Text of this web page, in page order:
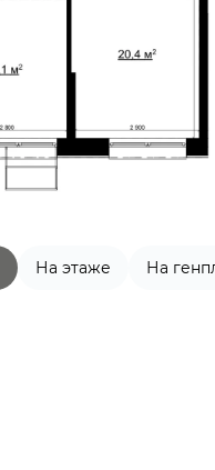
На этаже На